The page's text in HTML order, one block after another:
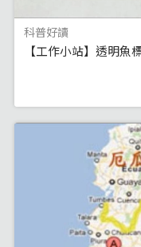
科普好讀
【工作小站】透明魚